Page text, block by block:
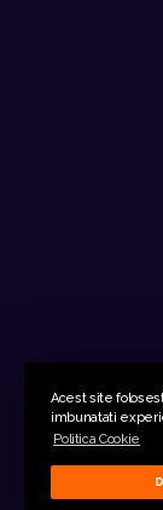
Acest site
imbunatati
Politica Cookie